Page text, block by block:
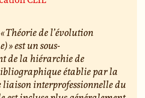
Théorie de l’évolution
» est un sous-
de la hiérarchie de
établie par la
liaison interprofessionnelle du